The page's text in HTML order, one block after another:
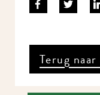
Terug